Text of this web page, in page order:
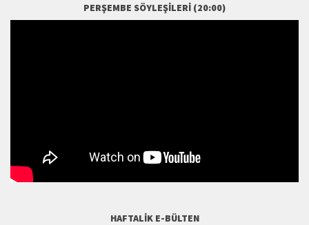
PERŞEMBE SÖYLEŞILERI (20:00)
HAFTALIK E-BÜLTEN